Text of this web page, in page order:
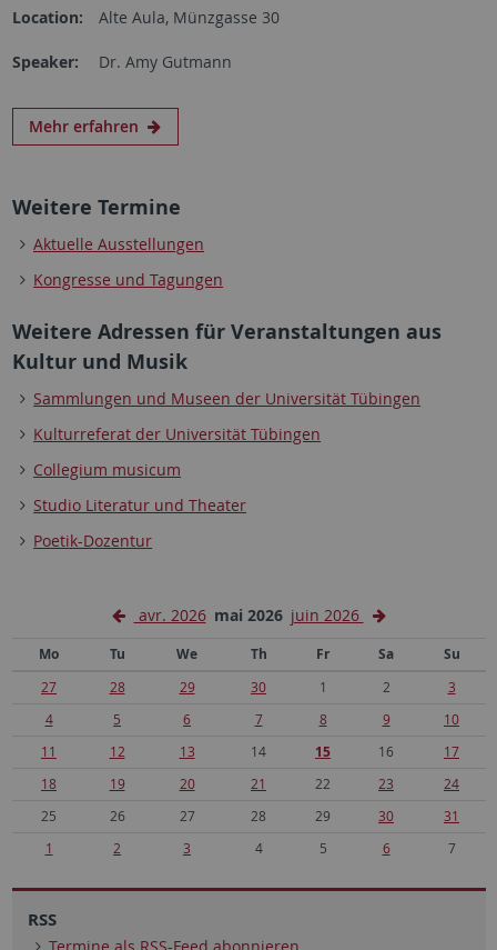
Location: Alte Aula, Münzgasse 30
Speaker: Dr. Amy Gutmann
Mehr erfahren
Weitere Termine
Aktuelle Ausstellungen
Kongresse und Tagungen
Weitere Adressen für Veranstaltungen aus
Kultur und Musik
Sammlungen und Museen der Universität Tübingen
Kulturreferat der Universität Tübingen
Collegium musicum
Studio Literatur und Theater
Poetik-Dozentur
avr. 2026 mai 2026 juin 2026
Mo Tu We Th Fr Sa
Su
27
28 29 30 1 2
3
4
5 6 7 8 9
10
11
12 13 14 15 16
17
18
19 20 21 22 23
24
25
26 27 28 29 30
31
1
2 3 4 5 6 7
RSS
Termine als RSS-Feed abonnieren